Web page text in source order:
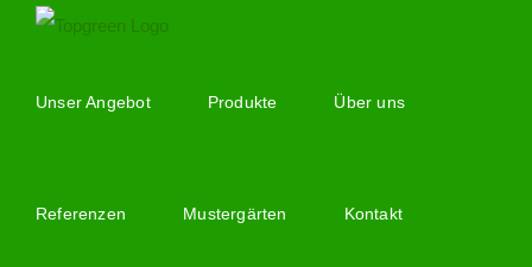
springenUnser Angebot Produkte Über uns
Referenzen Mustergärten Kontakt